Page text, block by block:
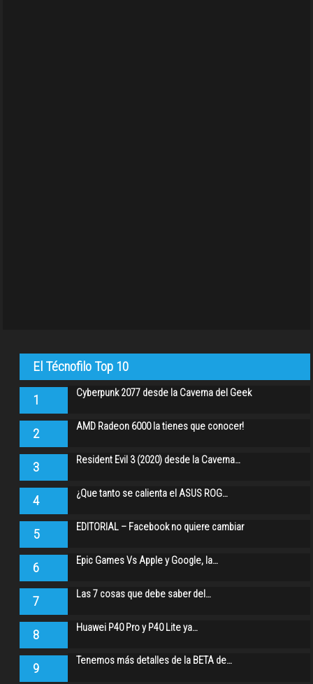
El Técnofilo Top 10
1 Cyberpunk 2077 desde la Caverna del Geek
2 AMD Radeon 6000 la tienes que conocer!
3 Resident Evil 3 (2020) desde la Caverna…
4 ¿Que tanto se calienta el ASUS ROG…
5 EDITORIAL – Facebook no quiere cambiar
6 Epic Games Vs Apple y Google, la…
7 Las 7 cosas que debe saber del…
8 Huawei P40 Pro y P40 Lite ya…
9 Tenemos más detalles de la BETA de…